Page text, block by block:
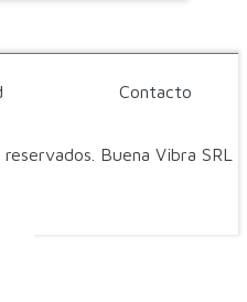
Buena Vibra SRL
Contacto